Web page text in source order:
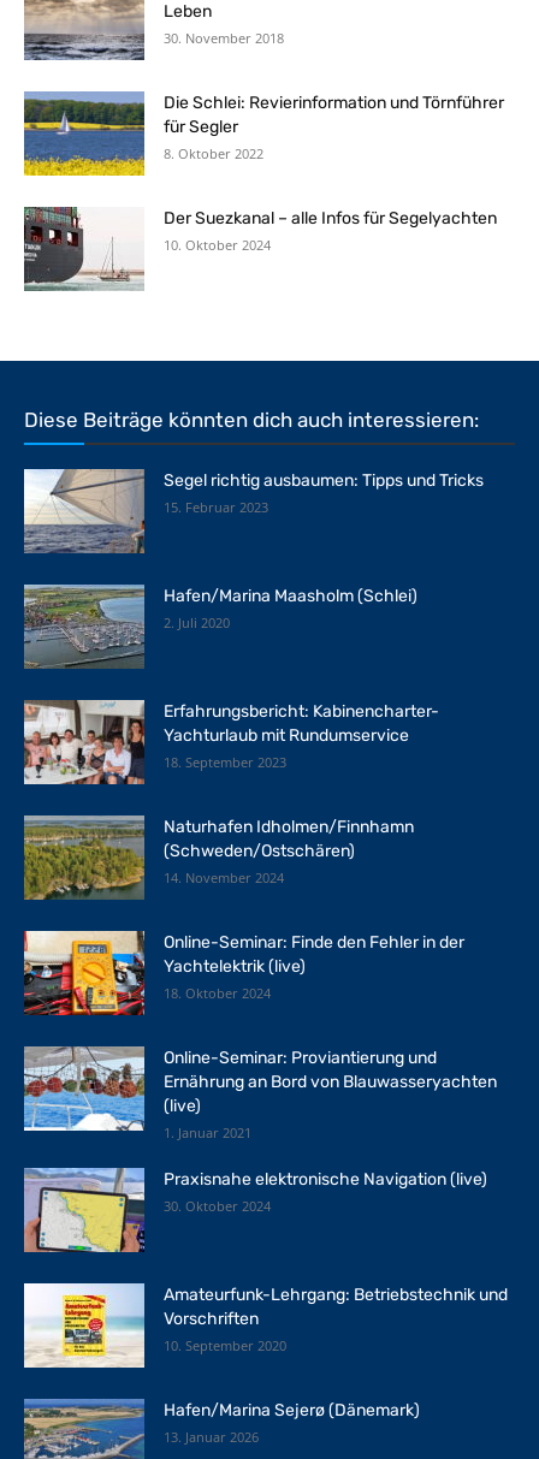
Leben
30. November 2018
Die Schlei: Revierinformation und Törnführer
für Segler
8. Oktober 2022
Der Suezkanal – alle Infos für Segelyachten
10. Oktober 2024
Diese Beiträge könnten dich auch interessieren:
Segel richtig ausbaumen: Tipps und Tricks
15. Februar 2023
Hafen/Marina Maasholm (Schlei)
2. Juli 2020
Erfahrungsbericht: Kabinencharter-
Yachturlaub mit Rundumservice
18. September 2023
Naturhafen Idholmen/Finnhamn
(Schweden/Ostschären)
14. November 2024
Online-Seminar: Finde den Fehler in der
Yachtelektrik (live)
18. Oktober 2024
Online-Seminar: Proviantierung und
Ernährung an Bord von Blauwasseryachten
(live)
1. Januar 2021
Praxisnahe elektronische Navigation (live)
30. Oktober 2024
Amateurfunk-Lehrgang: Betriebstechnik und
Vorschriften
10. September 2020
Hafen/Marina Sejerø (Dänemark)
13. Januar 2026